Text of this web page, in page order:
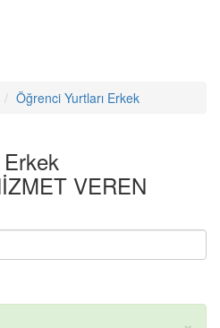
Öğrenci Yurtları Erkek
Erkek
VEREN